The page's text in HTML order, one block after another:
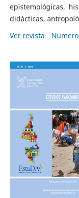
epistemológicas,
didácticas,
Ver revista